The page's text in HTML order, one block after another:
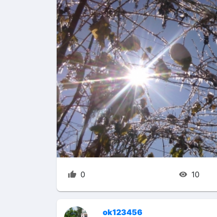
0 10
ok123456